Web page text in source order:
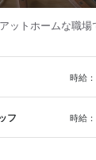
ットホームな職場
時給：
フ 時給：